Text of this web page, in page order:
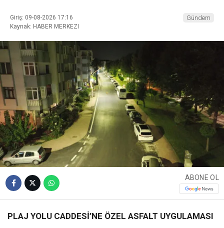
Giriş: 09-08-2026 17:16
Kaynak: HABER MERKEZI
Gündem
ABONE OL
PLAJ YOLU CADDESİ’NE ÖZEL ASFALT UYGULAMASI